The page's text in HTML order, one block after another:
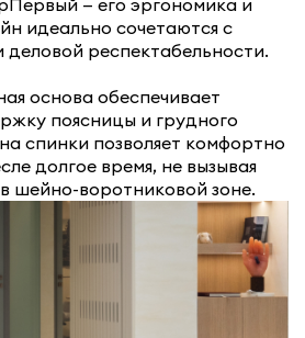
идеально сочетаются с
респектабельности.
основа обеспечивает
поясницы и грудного
спинки позволяет комфортно
долгое время, не вызывая
шейно-воротниковой зоне.